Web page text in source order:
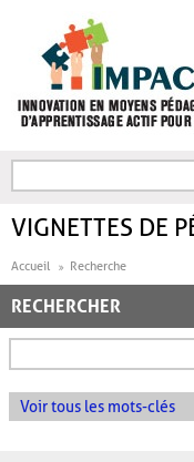
FORMULAIRE DE
VIGNETTES DE
Accueil Recherche
RECHERCHER
Voir tous les mots-clés